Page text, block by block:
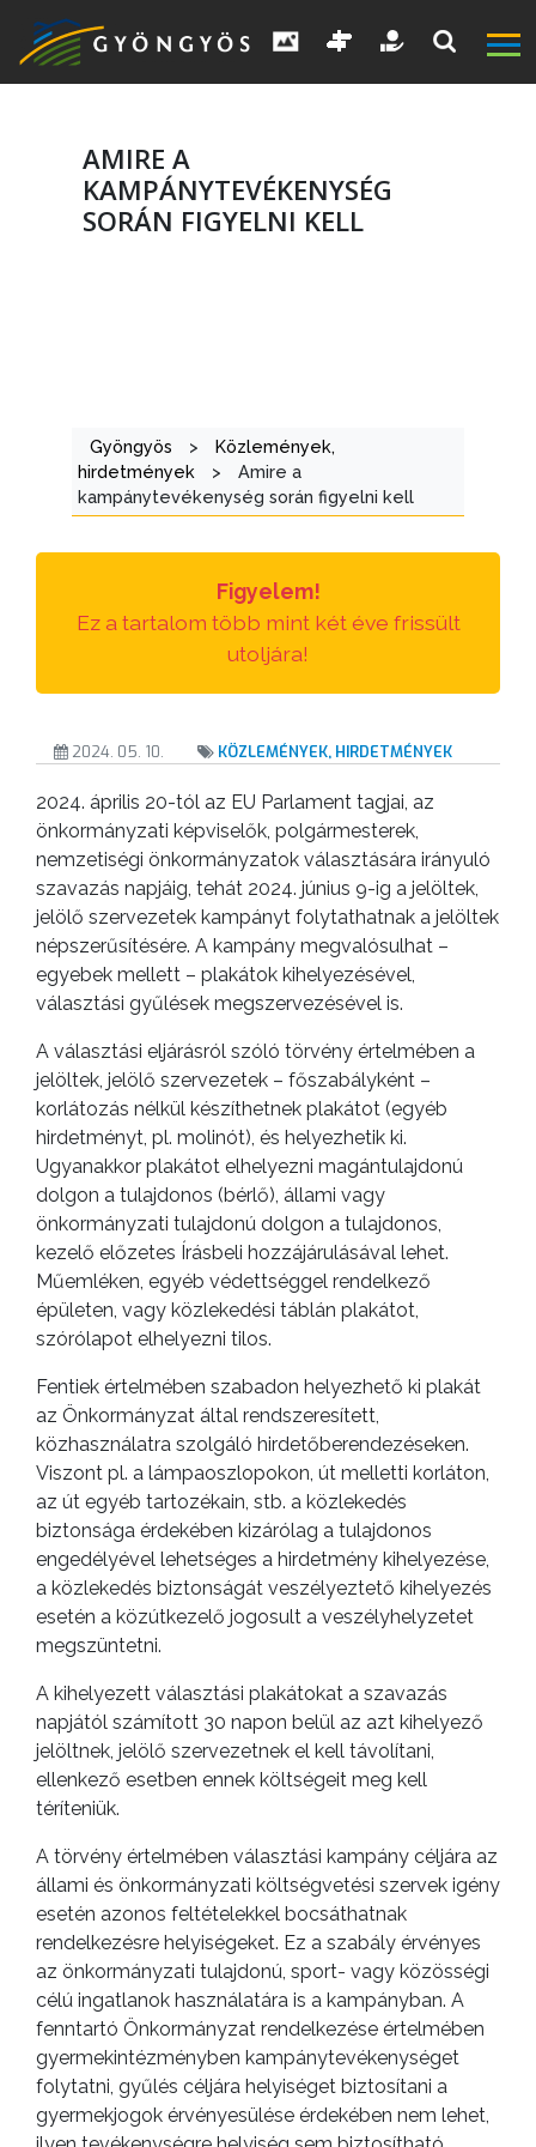
KIEMELT
LÁTVÁNYOSSÁGOK
INFORMÁCIÓK
HASZNOS
KVÍZ
A
VÁROS
PÉNZÜGYEI
KÖLTSÉGVETÉSI
RENDELETEK
AZ
ÉPÜLŐ
VÁROS
FEJLESZTÉSEK
KÖRNYEZETVÉDELEM
TELEPÜLÉSRENDEZÉS
STRATÉGIÁK
ÉS
KONCEPCIÓK
BEJELENTŐ
AMIRE A
KAMPÁNYTEVÉKENYSÉG
SORÁN FIGYELNI KELL
Gyöngyös >
Közlemények,
hirdetmények
>
Amire a
kampánytevékenység során figyelni kell
Figyelem!
Ez a tartalom több mint két éve frissült
utoljára!
2024. 05. 10. KÖZLEMÉNYEK, HIRDETMÉNYEK
2024. április 20-tól az EU Parlament tagjai, az
önkormányzati képviselők, polgármesterek,
nemzetiségi önkormányzatok választására irányuló
szavazás napjáig, tehát 2024. június 9-ig a jelöltek,
jelölő szervezetek kampányt folytathatnak a jelöltek
népszerűsítésére. A kampány megvalósulhat –
egyebek mellett – plakátok kihelyezésével,
választási gyűlések megszervezésével is.
A választási eljárásról szóló törvény értelmében a
jelöltek, jelölő szervezetek – főszabályként –
korlátozás nélkül készíthetnek plakátot (egyéb
hirdetményt, pl. molinót), és helyezhetik ki.
Ugyanakkor plakátot elhelyezni magántulajdonú
dolgon a tulajdonos (bérlő), állami vagy
önkormányzati tulajdonú dolgon a tulajdonos,
kezelő előzetes Írásbeli hozzájárulásával lehet.
Műemléken, egyéb védettséggel rendelkező
épületen, vagy közlekedési táblán plakátot,
szórólapot elhelyezni tilos.
Fentiek értelmében szabadon helyezhető ki plakát
az Önkormányzat által rendszeresített,
közhasználatra szolgáló hirdetőberendezéseken.
Viszont pl. a lámpaoszlopokon, út melletti korláton,
az út egyéb tartozékain, stb. a közlekedés
biztonsága érdekében kizárólag a tulajdonos
engedélyével lehetséges a hirdetmény kihelyezése,
a közlekedés biztonságát veszélyeztető kihelyezés
esetén a közútkezelő jogosult a veszélyhelyzetet
megszüntetni.
A kihelyezett választási plakátokat a szavazás
napjától számított 30 napon belül az azt kihelyező
jelöltnek, jelölő szervezetnek el kell távolítani,
ellenkező esetben ennek költségeit meg kell
téríteniük.
A törvény értelmében választási kampány céljára az
állami és önkormányzati költségvetési szervek igény
esetén azonos feltételekkel bocsáthatnak
rendelkezésre helyiségeket. Ez a szabály érvényes
az önkormányzati tulajdonú, sport- vagy közösségi
célú ingatlanok használatára is a kampányban. A
fenntartó Önkormányzat rendelkezése értelmében
gyermekintézményben kampánytevékenységet
folytatni, gyűlés céljára helyiséget biztosítani a
gyermekjogok érvényesülése érdekében nem lehet,